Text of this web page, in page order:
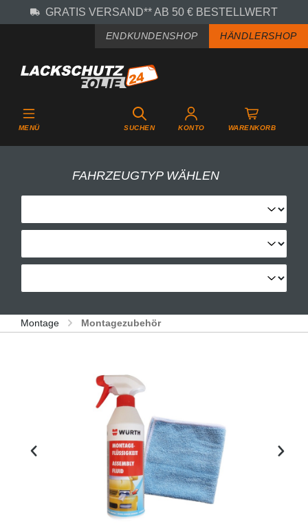
Zum Hauptinhalt springen
GRATIS VERSAND** AB 50 € BESTELLWERT
ENDKUNDENSHOP HÄNDLERSHOP
MENÜ SUCHEN KONTO WARENKORB
FAHRZEUGTYP WÄHLEN
Montage Montagezubehör